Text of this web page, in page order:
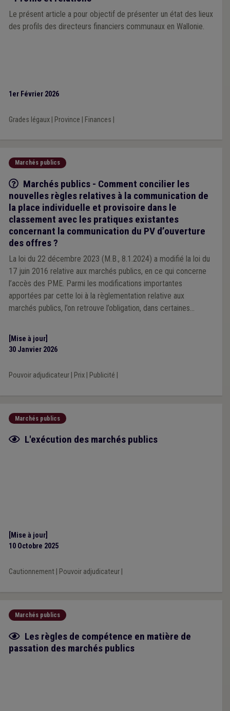
Le présent article a pour objectif de présenter un état des lieux
des profils des directeurs financiers communaux en Wallonie.
1er Février 2026
Grades légaux| Province Finances
Marchés publics
Q/R
Marchés publics - Comment concilier les
nouvelles règles relatives à la communication de
la place individuelle et provisoire dans le
classement avec les pratiques existantes
concernant la communication du PV d’ouverture
des offres ?
La loi du 22 décembre 2023 (M.B., 8.1.2024) a modifié la loi du
17 juin 2016 relative aux marchés publics, en ce qui concerne
l’accès des PME. Parmi les modifications importantes
apportées par cette loi à la règlementation relative aux
marchés publics, l’on retrouve l’obligation, dans certaines
provisoire et individuelle dans le classement. Comment
concilier cet instrument, et les précisions apportées par les
offres ? Quelles mentions y prévoir et quelle publicité assurer à
ce dernier ?
[Mise à jour]
30 Janvier 2026
Pouvoir adjudicateur| Prix| Publicité
Marchés publics
Fiche focus
L'exécution des marchés publics
[Mise à jour]
10 Octobre 2025
Cautionnement| Pouvoir adjudicateur|
Marchés publics
Fiche focus
Les règles de compétence en matière de
passation des marchés publics